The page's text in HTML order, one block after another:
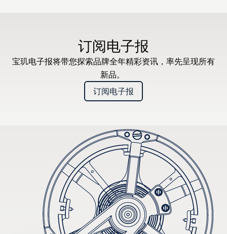
订阅电子报
宝玑电子报将带您探索品牌全年精彩资讯，率先呈现所有
新品。
订阅电子报